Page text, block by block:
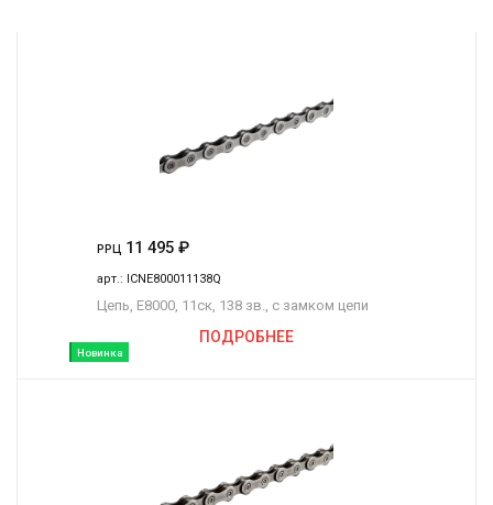
Новинка
РРЦ 11 495 ₽
арт.: ICNE800011138Q
Цепь, E8000, 11ск, 138 зв., с замком цепи
ПОДРОБНЕЕ